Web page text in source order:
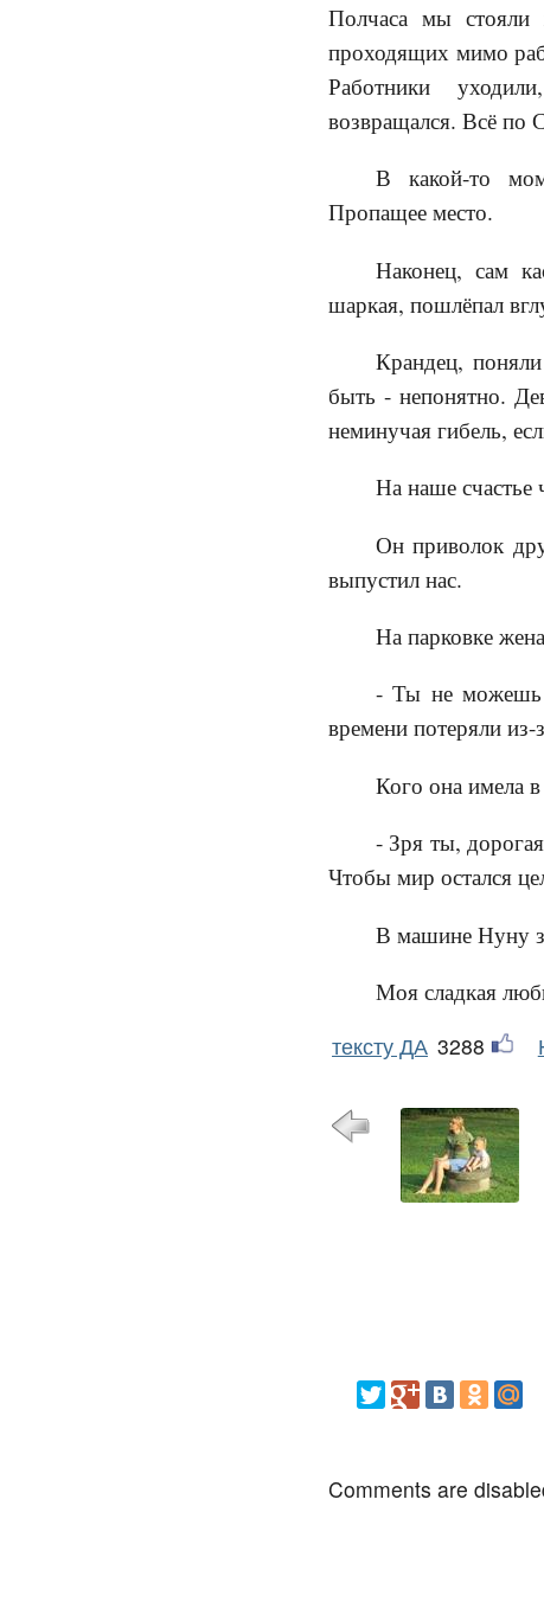
Полчаса мы стояли
проходящих мимо
Работники
возвращался. Всё по
В какой-то
Пропащее место.
Наконец, сам
шаркая, пошлёпал
Крандец,
быть - непонятно.
неминучая гибель,
На наше счастье
Он приволок
выпустил нас.
На парковке
- Ты не можешь
времени потеряли
Кого она имела
- Зря ты,
Чтобы мир остался
В машине Нуну
Моя сладкая
тексту ДА 3288
Comments are